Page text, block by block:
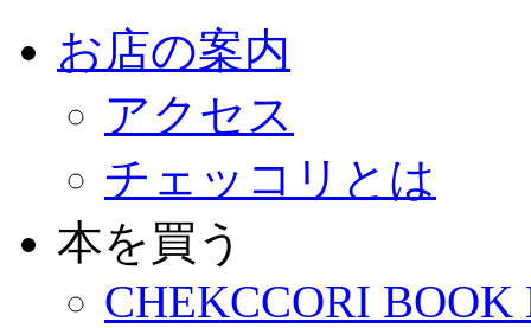
お店の案内
アクセス
チェッコリとは
本を買う
CHEKCCORI BOOK